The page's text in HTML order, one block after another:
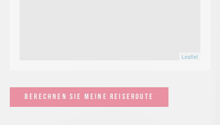
Leaflet
BERECHNEN SIE MEINE REISEROUTE